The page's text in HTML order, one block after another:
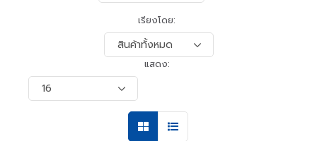
เรียงโดย:
แสดง: